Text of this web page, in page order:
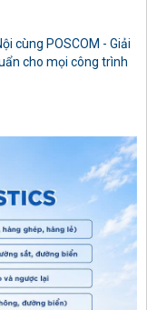
cùng POSCOM - Giải
cho mọi công trình